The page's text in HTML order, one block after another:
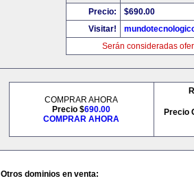
Precio:
$690.00
Visitar!
Serán consideradas
COMPRAR AHORA
Precio $690.00
COMPRAR AHORA
Precio
Otros dominios en venta: